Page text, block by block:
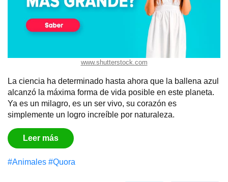
www.shutterstock.com
La ciencia ha determinado hasta ahora que la ballena azul
alcanzó la máxima forma de vida posible en este planeta.
Ya es un milagro, es un ser vivo, su corazón es
simplemente un logro increíble por naturaleza.
Leer más
#Animales #Quora